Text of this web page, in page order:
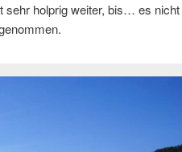
sehr holprig weiter, bis… es nicht